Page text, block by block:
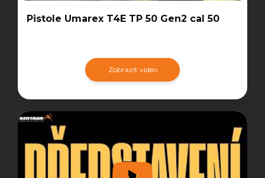
Pistole Umarex T4E TP 50 Gen2 cal 50
Zobrazit video